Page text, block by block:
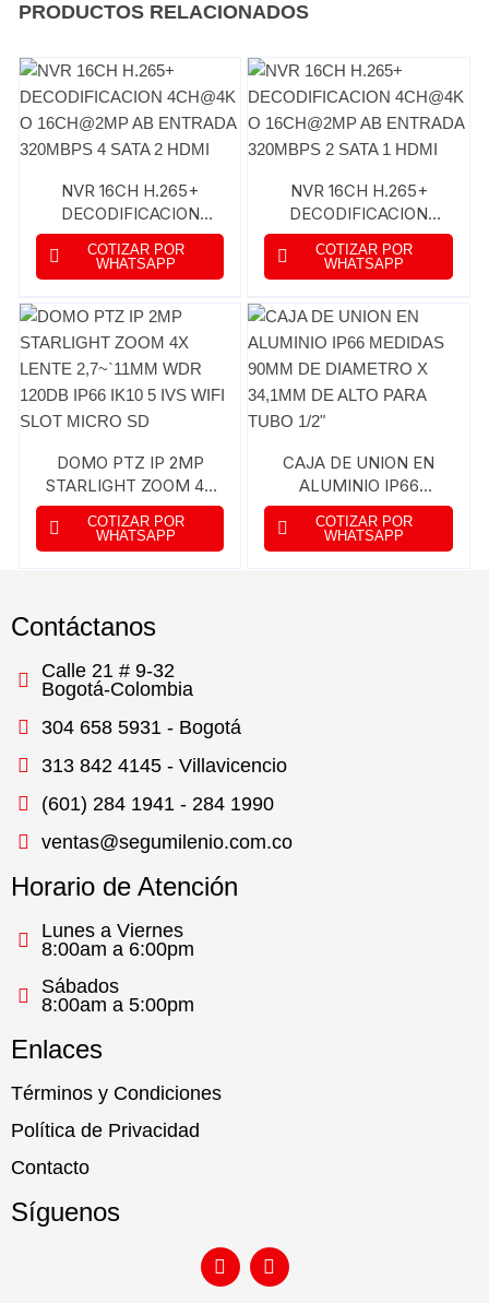
PRODUCTOS RELACIONADOS
NVR 16CH H.265+
DECODIFICACION
4CH@4K O 16CH@2MP
AB ENTRADA 320MBPS
4 SATA 2 HDMI
COTIZAR POR
WHATSAPP
NVR 16CH H.265+
DECODIFICACION
4CH@4K O 16CH@2MP
AB ENTRADA 320MBPS
2 SATA 1 HDMI
COTIZAR POR
WHATSAPP
DOMO PTZ IP 2MP
STARLIGHT ZOOM 4X
LENTE 2,7~`11MM WDR
120DB IP66 IK10 5 IVS
WIFI SLOT MICRO SD
COTIZAR POR
WHATSAPP
CAJA DE UNION EN
ALUMINIO IP66
MEDIDAS 90MM DE
DIAMETRO X 34,1MM
DE ALTO PARA TUBO
COTIZAR POR
WHATSAPP
Contáctanos
Calle 21 # 9-32
Bogotá-Colombia
304 658 5931 - Bogotá
313 842 4145 - Villavicencio
(601) 284 1941 - 284 1990
ventas@segumilenio.com.co
Horario de Atención
Lunes a Viernes
8:00am a 6:00pm
Sábados
8:00am a 5:00pm
Enlaces
Términos y Condiciones
Política de Privacidad
Contacto
Síguenos